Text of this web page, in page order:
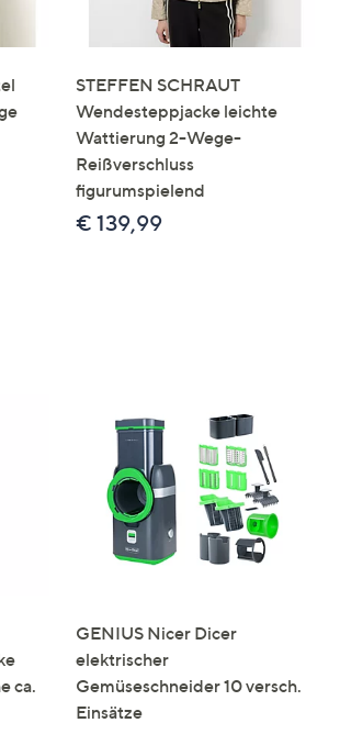
STEFFEN SCHRAUT
Wendesteppjacke leichte
Wattierung 2-Wege-
Reißverschluss
figurumspielend
€ 139,99
ca.
GENIUS Nicer Dicer
elektrischer
Gemüseschneider 10 versch.
Einsätze